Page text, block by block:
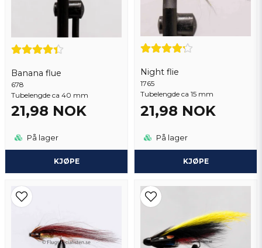
Banana flue
678
Tubelengde ca 40 mm
21,98 NOK
På lager
KJØPE
Night flie
1765
Tubelengde ca 15 mm
21,98 NOK
På lager
KJØPE
Send spørsmål